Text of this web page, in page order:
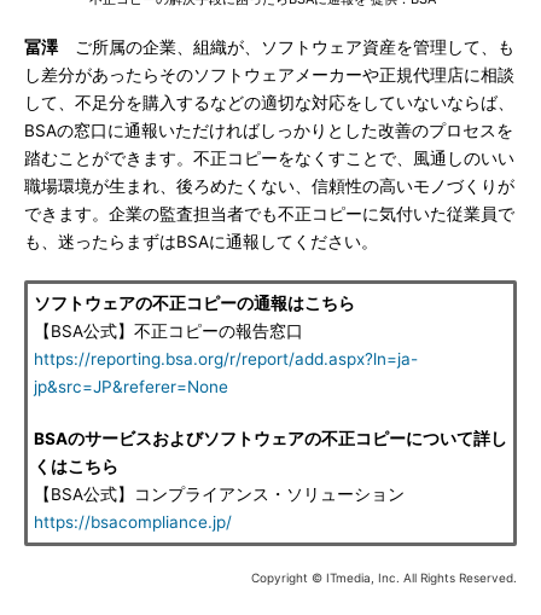
冨澤ご所属の企業、組織が、ソフトウェア資産を管理して、も
し差分があったらそのソフトウェアメーカーや正規代理店に相談
して、不足分を購入するなどの適切な対応をしていないならば、
BSAの窓口に通報いただければしっかりとした改善のプロセスを
踏むことができます。不正コピーをなくすことで、風通しのいい
職場環境が生まれ、後ろめたくない、信頼性の高いモノづくりが
できます。企業の監査担当者でも不正コピーに気付いた従業員で
も、迷ったらまずはBSAに通報してください。
ソフトウェアの不正コピーの通報はこちら
【BSA公式】不正コピーの報告窓口
https://reporting.bsa.org/r/report/add.aspx?ln=ja-
jp&src=JP&referer=None
BSAのサービスおよびソフトウェアの不正コピーについて詳し
くはこちら
【BSA公式】コンプライアンス・ソリューション
https://bsacompliance.jp/
Copyright © ITmedia, Inc. All Rights Reserved.